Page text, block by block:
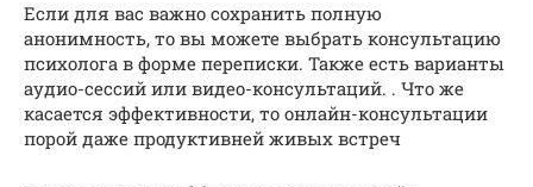
Если для вас важно сохранить полную
анонимность, то вы можете выбрать консультацию
психолога в форме переписки. Также есть варианты
аудио-сессий или видео-консультаций. . Что же
касается эффективности, то онлайн-консультации
порой даже продуктивней живых встреч